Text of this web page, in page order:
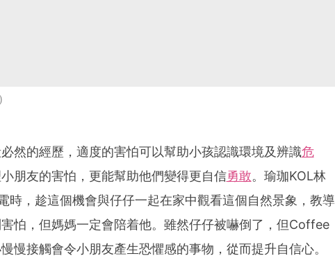
然的經歷，適度的害怕可以幫助小孩認識環境及辨識危
朋友的害怕，更能幫助他們變得更自信勇敢。瑜珈KOL林
，趁這個機會與仔仔一起在家中觀看這個自然景象，教導
怕，但媽媽一定會陪着他。雖然仔仔被嚇倒了，但Coffee
慢接觸會令小朋友產生恐懼感的事物，從而提升自信心。